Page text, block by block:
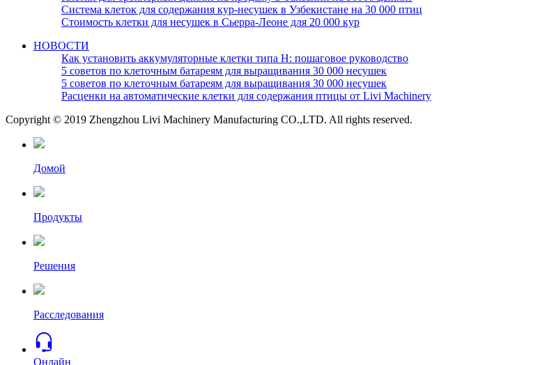
Система клеток для содержания кур-несушек в Узбекистане на 30 000 птиц
Стоимость клетки для несушек в Сьерра-Леоне для 20 000 кур
НОВОСТИ
Как установить аккумуляторные клетки типа H: пошаговое руководство
5 советов по клеточным батареям для выращивания 30 000 несушек
5 советов по клеточным батареям для выращивания 30 000 несушек
Расценки на автоматические клетки для содержания птицы от Livi Machinery
Copyright © 2019 Zhengzhou Livi Machinery Manufacturing CO.,LTD. All rights reserved.
Домой
Продукты
Решения
Расследования
Онлайн